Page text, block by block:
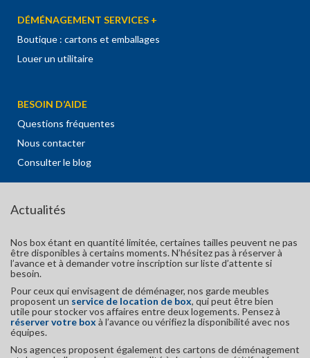
DÉMÉNAGEMENT SERVICES +
Boutique : cartons et emballages
Louer un utilitaire
BESOIN D’AIDE
Questions fréquentes
Nous contacter
Consulter le blog
Actualités
Nos box étant en quantité limitée, certaines tailles peuvent ne pas
être disponibles à certains moments. N’hésitez pas à réserver à
l’avance et à demander votre inscription sur liste d’attente si
besoin.
Pour ceux qui envisagent de déménager, nos garde meubles
proposent un service de location de box, qui peut être bien
utile pour stocker vos affaires entre deux logements. Pensez à
réserver votre box à l’avance ou vérifiez la disponibilité avec nos
équipes.
Nos agences proposent également des cartons de déménagement